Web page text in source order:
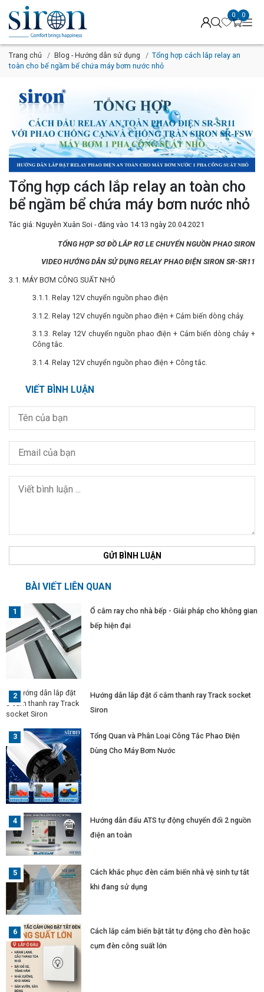
0 0
Trang chủ Blog - Hướng dẫn sử dụng
Tổng hợp cách lắp relay an
toàn cho bể ngầm bể chứa máy bơm nước nhỏ
Tổng hợp cách lắp relay an toàn cho
bể ngầm bể chứa máy bơm nước nhỏ
Tác giả: Nguyễn Xuân Soi - đăng vào 14:13 ngày 20.04.2021
TỔNG HỢP SƠ ĐỒ LẮP RƠ LE CHUYỂN NGUỒN PHAO SIRON
VIDEO HƯỚNG DẪN SỬ DỤNG RELAY PHAO ĐIỆN SIRON SR-SR11
3.1. MÁY BƠM CÔNG SUẤT NHỎ
3.1.1. Relay 12V chuyển nguồn phao điện
3.1.2. Relay 12V chuyển nguồn phao điện + Cảm biến dòng chảy.
3.1.3. Relay 12V chuyển nguồn phao điện + Cảm biến dòng chảy +
Công tắc.
3.1.4. Relay 12V chuyển nguồn phao điện + Công tắc.
VIẾT BÌNH LUẬN
GỬI BÌNH LUẬN
BÀI VIẾT LIÊN QUAN
Ổ cắm ray cho nhà bếp - Giải pháp cho không gian
bếp hiện đại
Hướng dẫn lắp đặt ổ cắm thanh ray Track socket
Siron
Tổng Quan và Phân Loại Công Tắc Phao Điện
Dùng Cho Máy Bơm Nước
Hướng dẫn đấu ATS tự động chuyển đổi 2 nguồn
điện an toàn
Cách khắc phục đèn cảm biến nhà vệ sinh tự tắt
khi đang sử dụng
Cách lắp cảm biến bật tắt tự động cho đèn hoặc
cụm đèn công suất lớn